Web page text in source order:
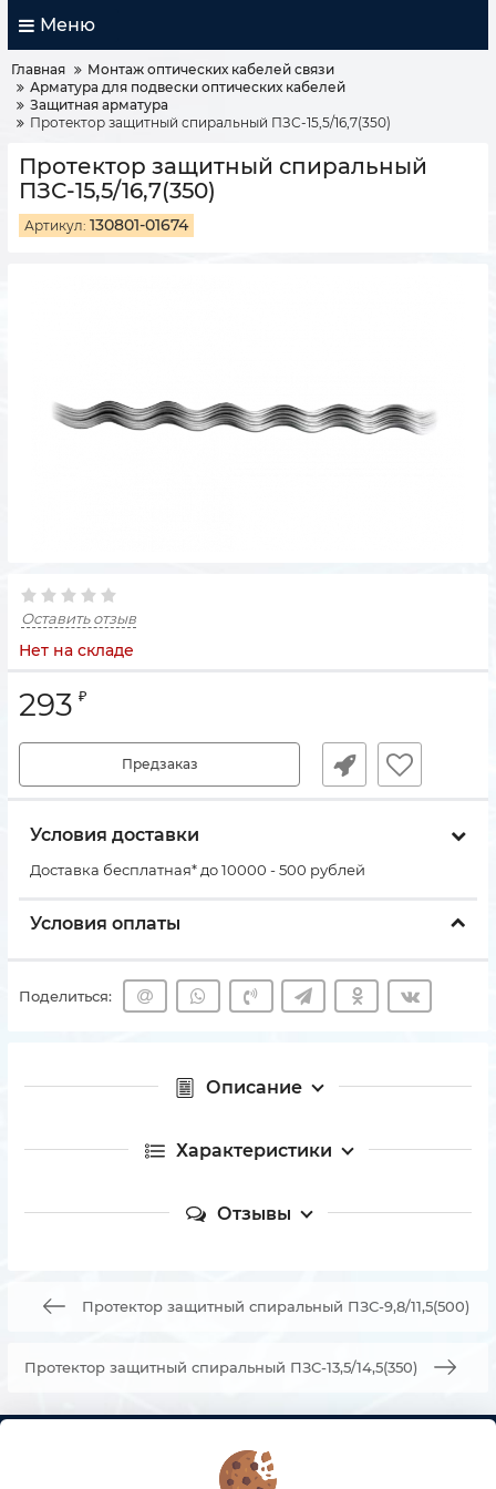
Меню
Главная
Монтаж оптических кабелей связи
Арматура для подвески оптических кабелей
Защитная арматура
Протектор защитный спиральный ПЗС-15,5/16,7(350)
Протектор защитный спиральный
ПЗС-15,5/16,7(350)
Артикул: 130801-01674
Оставить отзыв
Нет на складе
293 ₽
Предзаказ
Условия доставки
Доставка бесплатная* до 10000 - 500 рублей
Условия оплаты
Поделиться:
Описание
Характеристики
Отзывы
Протектор защитный спиральный ПЗС-9,8/11,5(500)
Протектор защитный спиральный ПЗС-13,5/14,5(350)